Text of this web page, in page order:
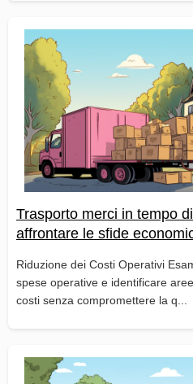
Trasporto merci in tempo
affrontare le sfide
Riduzione dei Costi Operativi
spese operative e identificare
costi senza compromettere la q...